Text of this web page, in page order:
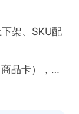
架、SKU配
品卡），实
效执行。